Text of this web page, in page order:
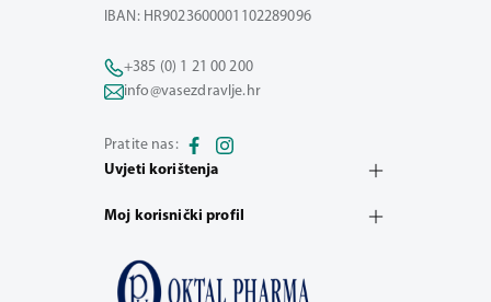
IBAN: HR9023600001102289096
+385 (0) 1 21 00 200
info@vasezdravlje.hr
Pratite nas:
Uvjeti korištenja
Moj korisnički profil